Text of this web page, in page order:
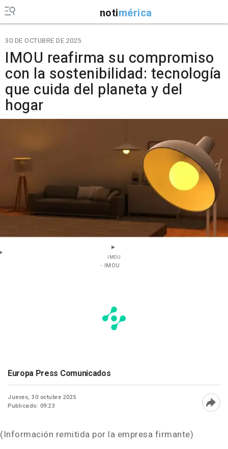
notimérica
30 DE OCTUBRE DE 2025
IMOU reafirma su compromiso
con la sostenibilidad: tecnología
que cuida del planeta y del
hogar
IMOU
- IMOU
Europa Press Comunicados
Jueves, 30 octubre 2025
Publicado: 09:23
(Información remitida por la empresa firmante)